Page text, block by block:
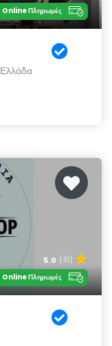
Online Πληρωμές
5.0 (31)
Online Πληρωμές